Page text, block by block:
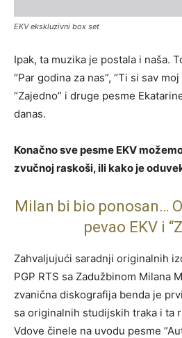
EKV ekskluzivni box set
Ipak, ta muzika je postala i naša.
“Par godina za nas”, “Ti si sav moj
“Zajedno” i druge pesme
danas.
Konačno sve pesme EKV
zvučnoj raskoši, ili kako je
Milan bi bio ponosan…
pevao EKV i
Zahvaljujući saradnji originalnih
PGP RTS sa Zadužbinom Milana
zvanična diskografija benda je
sa originalnih studijskih traka i ta
Vdove činele na uvodu pesme